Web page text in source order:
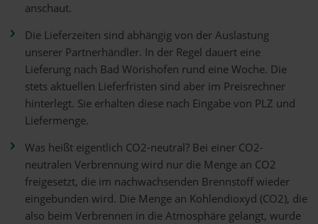
anschaut.
Die Lieferzeiten sind abhängig von der Auslastung
unserer Partnerhändler. In der Regel dauert eine
Lieferung nach Bad Wörishofen rund eine Woche. Die
stets aktuellen Lieferfristen sind aber im Preisrechner
hinterlegt. Sie erhalten diese nach Eingabe von PLZ und
Liefermenge.
Was heißt eigentlich CO2-neutral? Bei einer CO2-
neutralen Verbrennung wird nur die Menge an CO2
freigesetzt, die im nachwachsenden Brennstoff wieder
eingebunden wird. Die Menge an Kohlendioxyd (CO2), die
also beim Verbrennen in die Atmosphäre gelangt, wurde